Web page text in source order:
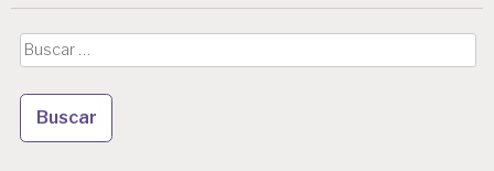
ó
n
d
e
Buscar: